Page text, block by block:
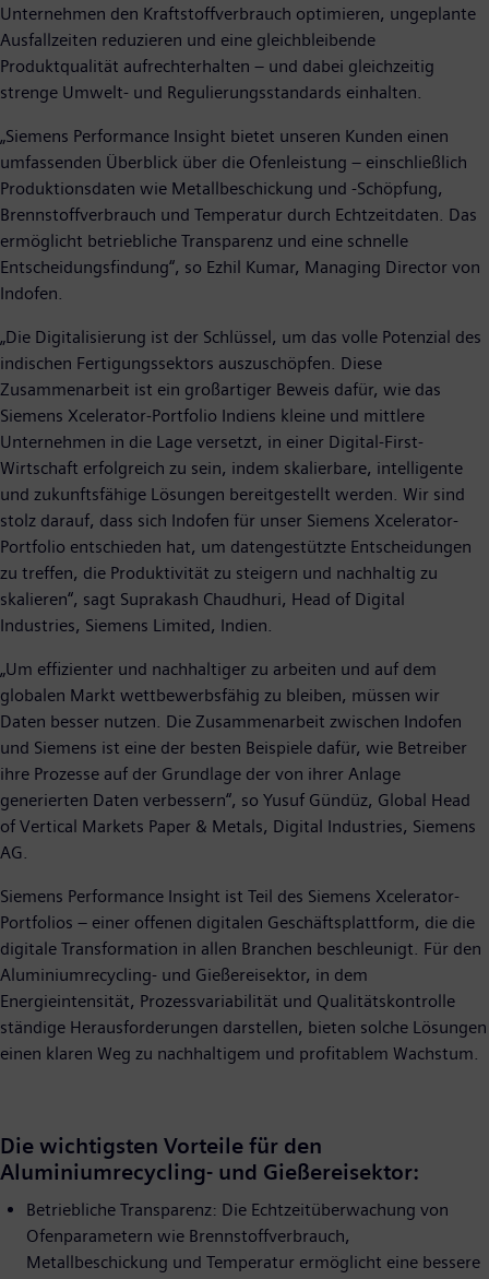
Unternehmen den Kraftstoffverbrauch optimieren, ungeplante
Ausfallzeiten reduzieren und eine gleichbleibende
Produktqualität aufrechterhalten – und dabei gleichzeitig
strenge Umwelt- und Regulierungsstandards einhalten.
„Siemens Performance Insight bietet unseren Kunden einen
umfassenden Überblick über die Ofenleistung – einschließlich
Produktionsdaten wie Metallbeschickung und -Schöpfung,
Brennstoffverbrauch und Temperatur durch Echtzeitdaten. Das
ermöglicht betriebliche Transparenz und eine schnelle
Entscheidungsfindung“, so Ezhil Kumar, Managing Director von
Indofen.
„Die Digitalisierung ist der Schlüssel, um das volle Potenzial des
indischen Fertigungssektors auszuschöpfen. Diese
Zusammenarbeit ist ein großartiger Beweis dafür, wie das
Siemens Xcelerator-Portfolio Indiens kleine und mittlere
Unternehmen in die Lage versetzt, in einer Digital-First-
Wirtschaft erfolgreich zu sein, indem skalierbare, intelligente
und zukunftsfähige Lösungen bereitgestellt werden. Wir sind
stolz darauf, dass sich Indofen für unser Siemens Xcelerator-
Portfolio entschieden hat, um datengestützte Entscheidungen
zu treffen, die Produktivität zu steigern und nachhaltig zu
skalieren“, sagt Suprakash Chaudhuri, Head of Digital
Industries, Siemens Limited, Indien.
„Um effizienter und nachhaltiger zu arbeiten und auf dem
globalen Markt wettbewerbsfähig zu bleiben, müssen wir
Daten besser nutzen. Die Zusammenarbeit zwischen Indofen
und Siemens ist eine der besten Beispiele dafür, wie Betreiber
ihre Prozesse auf der Grundlage der von ihrer Anlage
generierten Daten verbessern“, so Yusuf Gündüz, Global Head
of Vertical Markets Paper & Metals, Digital Industries, Siemens
AG.
Siemens Performance Insight ist Teil des Siemens Xcelerator-
Portfolios – einer offenen digitalen Geschäftsplattform, die die
digitale Transformation in allen Branchen beschleunigt. Für den
Aluminiumrecycling- und Gießereisektor, in dem
Energieintensität, Prozessvariabilität und Qualitätskontrolle
ständige Herausforderungen darstellen, bieten solche Lösungen
einen klaren Weg zu nachhaltigem und profitablem Wachstum.
Die wichtigsten Vorteile für den
Aluminiumrecycling- und Gießereisektor:
Betriebliche Transparenz: Die Echtzeitüberwachung von
Ofenparametern wie Brennstoffverbrauch,
Metallbeschickung und Temperatur ermöglicht eine bessere